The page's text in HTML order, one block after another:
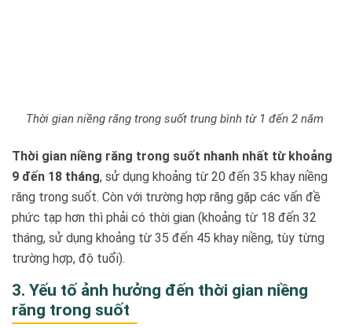
Thời gian niềng răng trong suốt trung bình từ 1 đến 2 năm
Thời gian niềng răng trong suốt nhanh nhất từ khoảng
9 đến 18 tháng, sử dụng khoảng từ 20 đến 35 khay niềng
răng trong suốt. Còn với trường hợp răng gặp các vấn đề
phức tạp hơn thì phải có thời gian (khoảng từ 18 đến 32
tháng, sử dụng khoảng từ 35 đến 45 khay niềng, tùy từng
trường hợp, độ tuổi).
3. Yếu tố ảnh hưởng đến thời gian niềng
răng trong suốt